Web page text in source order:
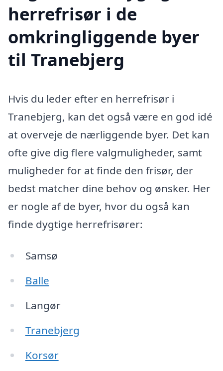
herrefrisør i de
omkringliggende byer
til Tranebjerg
Hvis du leder efter en herrefrisør i
Tranebjerg, kan det også være en god idé
at overveje de nærliggende byer. Det kan
ofte give dig flere valgmuligheder, samt
muligheder for at finde den frisør, der
bedst matcher dine behov og ønsker. Her
er nogle af de byer, hvor du også kan
finde dygtige herrefrisører:
Samsø
Balle
Langør
Tranebjerg
Korsør